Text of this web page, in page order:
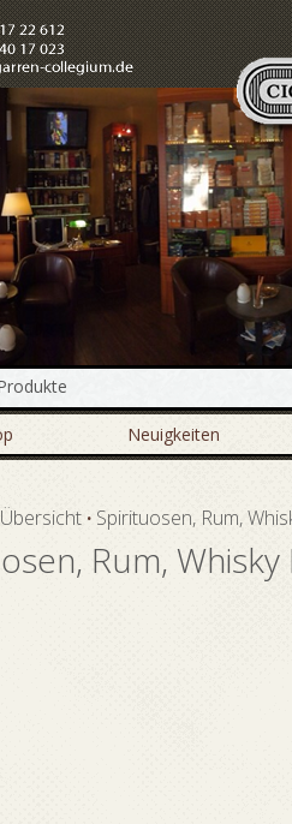
Neuigkeiten
Übersicht· Spirituosen, Rum,
Rum, Whisky